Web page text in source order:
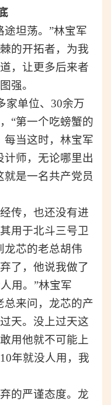
途坦荡。”林宝军
的开拓者，为我
，让更多后来者
强。
家单位、30余万
“第一个吃螃蟹的
每当这时，林宝军
计师，无论哪里出
就是一名共产党员
传，也还没有进
用于北斗三号卫
龙芯的老总胡伟
了，他说我做了
用。”林宝军
总来问，龙芯的产
天。没上过天这
用他就不可能上
年就没人用，我
的严谨态度。龙